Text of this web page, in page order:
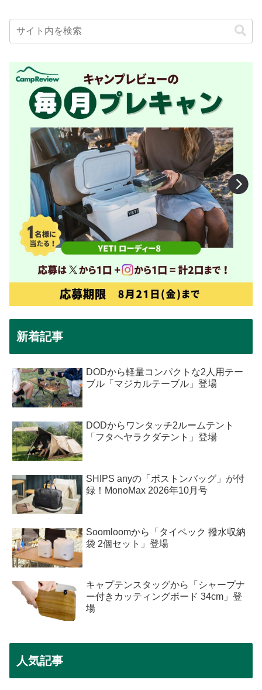
新着記事
DODから軽量コンパクトな2人用テー
ブル「マジカルテーブル」登場
DODからワンタッチ2ルームテント
「フタヘヤラクダテント」登場
SHIPS anyの「ボストンバッグ」が付
録！MonoMax 2026年10月号
Soomloomから「タイベック 撥水収納
袋 2個セット」登場
キャプテンスタッグから「シャープナ
ー付きカッティングボード 34cm」登
場
人気記事